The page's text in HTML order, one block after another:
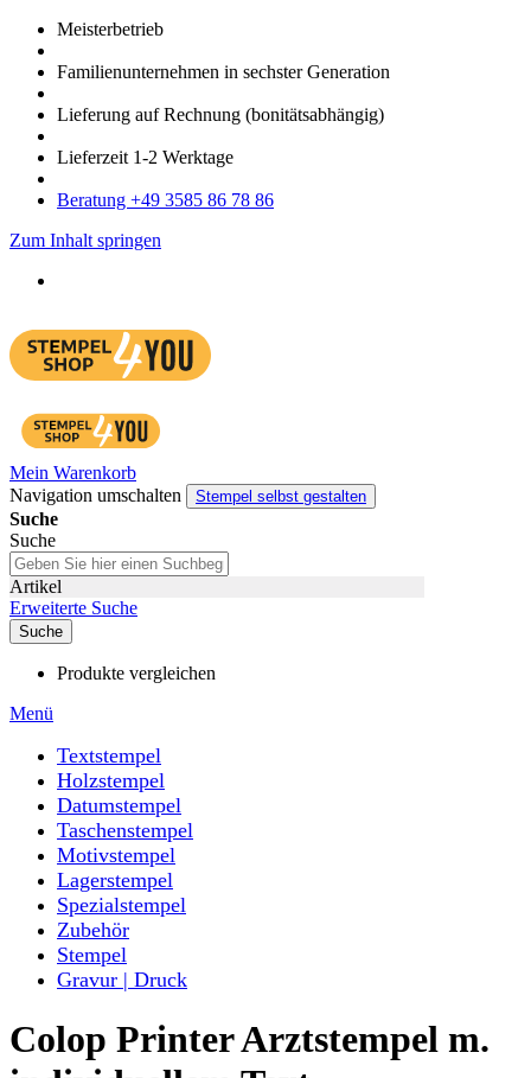
Meister­betrieb
Familien­unter­nehmen in sechster Gene­ration
Lieferung auf Rech­nung (bonitätsabhängig)
Liefer­zeit 1-2 Werk­tage
Bera­tung +49 3585 86 78 86
Zum Inhalt springen
Mein Warenkorb
Navigation umschalten
Stempel selbst gestalten
Suche
Suche
Artikel
Erweiterte Suche
Suche
Produkte vergleichen
Menü
Textstempel
Holzstempel
Datumstempel
Taschenstempel
Motivstempel
Lagerstempel
Spezialstempel
Zubehör
Stempel
Gravur | Druck
Colop Printer Arztstempel m.